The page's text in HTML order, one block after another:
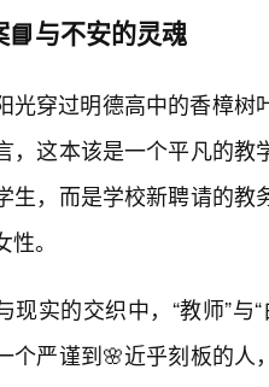
📘与不安的灵魂
光穿过明德高中的香樟
，这本该是一个平凡的
生，而是学校新聘请的
。
现实的交织中，“教师”
个严谨到🌸近乎刻板的